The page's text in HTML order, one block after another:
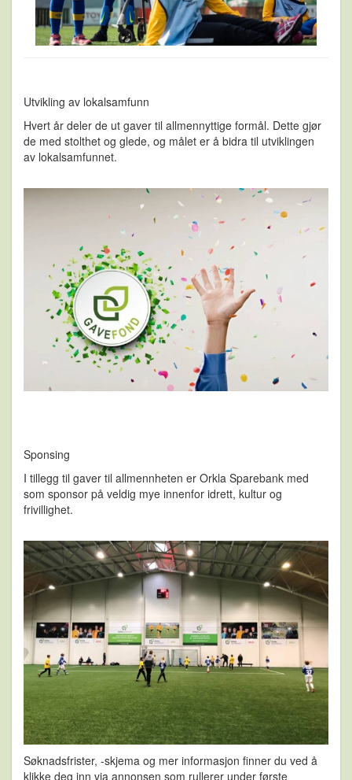
Utvikling av lokalsamfunn
Hvert år deler de ut gaver til allmennyttige formål. Dette gjør
de med stolthet og glede, og målet er å bidra til utviklingen
av lokalsamfunnet.
Sponsing
I tillegg til gaver til allmennheten er Orkla Sparebank med
som sponsor på veldig mye innenfor idrett, kultur og
frivillighet.
Søknadsfrister, -skjema og mer informasjon finner du ved å
klikke deg inn via annonsen som rullerer under første